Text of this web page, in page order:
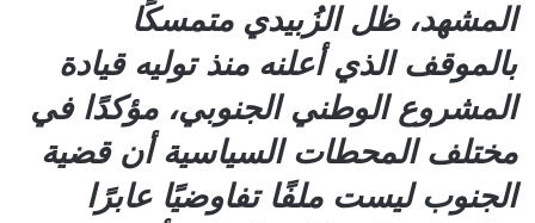
المشهد، ظل الزُبيدي متمسكًا
بالموقف الذي أعلنه منذ توليه قيادة
المشروع الوطني الجنوبي، مؤكدًا في
مختلف المحطات السياسية أن قضية
الجنوب ليست ملفًا تفاوضيًا عابرًا